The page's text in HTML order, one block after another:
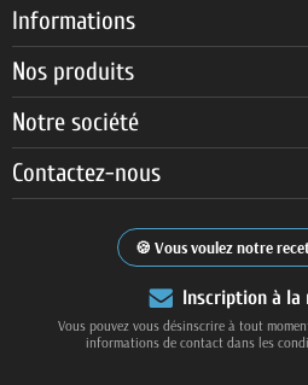
Informations
Nos produits
Notre société
Contactez-nous
Vous voulez notre
Inscription à
Vous pouvez vous désinscrire à tout
informations de contact dans les